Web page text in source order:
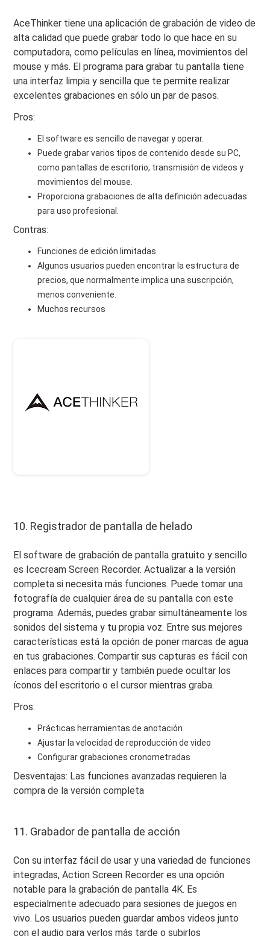
AceThinker tiene una aplicación de grabación de video de
alta calidad que puede grabar todo lo que hace en su
computadora, como películas en línea, movimientos del
mouse y más. El programa para grabar tu pantalla tiene
una interfaz limpia y sencilla que te permite realizar
excelentes grabaciones en sólo un par de pasos.
Pros:
El software es sencillo de navegar y operar.
Puede grabar varios tipos de contenido desde su PC,
como pantallas de escritorio, transmisión de videos y
movimientos del mouse.
Proporciona grabaciones de alta definición adecuadas
para uso profesional.
Contras:
Funciones de edición limitadas
Algunos usuarios pueden encontrar la estructura de
precios, que normalmente implica una suscripción,
menos conveniente.
Muchos recursos
10. Registrador de pantalla de helado
El software de grabación de pantalla gratuito y sencillo
es Icecream Screen Recorder. Actualizar a la versión
completa si necesita más funciones. Puede tomar una
fotografía de cualquier área de su pantalla con este
programa. Además, puedes grabar simultáneamente los
sonidos del sistema y tu propia voz. Entre sus mejores
características está la opción de poner marcas de agua
en tus grabaciones. Compartir sus capturas es fácil con
enlaces para compartir y también puede ocultar los
íconos del escritorio o el cursor mientras graba.
Pros:
Prácticas herramientas de anotación
Ajustar la velocidad de reproducción de video
Configurar grabaciones cronometradas
Desventajas: Las funciones avanzadas requieren la
compra de la versión completa
11. Grabador de pantalla de acción
Con su interfaz fácil de usar y una variedad de funciones
integradas, Action Screen Recorder es una opción
notable para la grabación de pantalla 4K. Es
especialmente adecuado para sesiones de juegos en
vivo. Los usuarios pueden guardar ambos videos junto
con el audio para verlos más tarde o subirlos